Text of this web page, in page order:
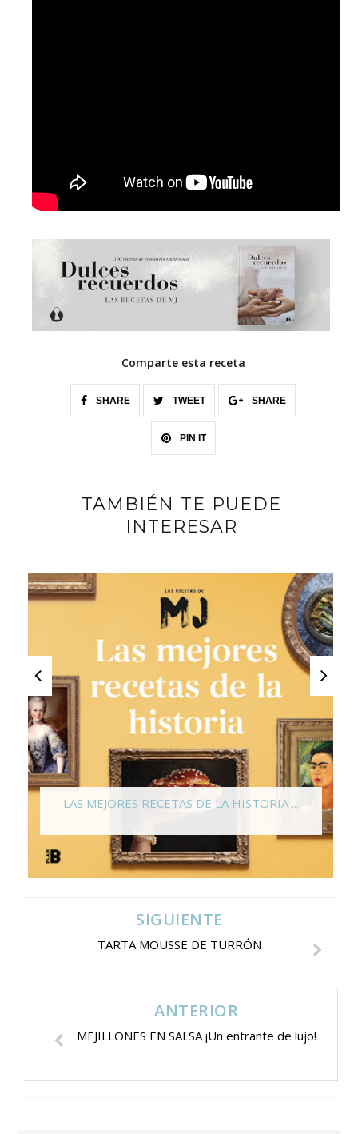
Comparte esta receta
SHARE TWEET SHARE
PIN IT
TAMBIÉN TE PUEDE
INTERESAR
LAS MEJORES RECETAS DE LA HISTORIA ...
SIGUIENTE
TARTA MOUSSE DE TURRÓN
ANTERIOR
MEJILLONES EN SALSA ¡Un entrante de lujo!